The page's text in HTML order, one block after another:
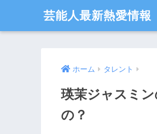
芸能人最新熱愛情報
ホーム タレント
瑛茉ジャスミ
の？